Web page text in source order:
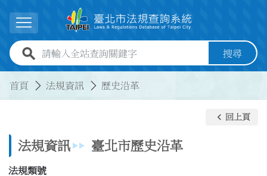
展開選單
全站查詢關鍵字欄位 搜尋
首頁 法規資訊 歷史沿革
法規資訊 臺北市歷史沿革
keyboard_arrow_left 回上頁
法規類號